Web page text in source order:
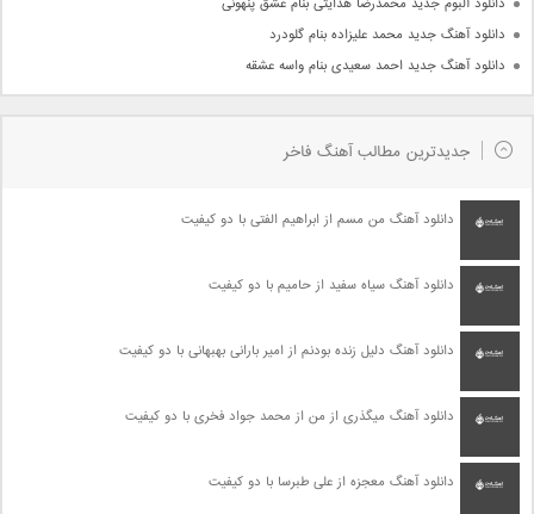
دانلود آهنگ جدید محمد علیزاده بنام گلودرد
دانلود آهنگ جدید احمد سعیدی بنام واسه عشقه
جدیدترین مطالب آهنگ فاخر
دانلود آهنگ من مسم از ابراهیم الفتی با دو کیفیت
دانلود آهنگ سیاه سفید از حامیم با دو کیفیت
دانلود آهنگ دلیل زنده بودنم از امیر بارانی بهبهانی با دو کیفیت
دانلود آهنگ میگذری از من از محمد جواد فخری با دو کیفیت
دانلود آهنگ معجزه از علی طبرسا با دو کیفیت